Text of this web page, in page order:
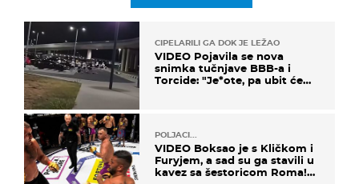
CIPELARILI GA DOK JE LEŽAO
VIDEO Pojavila se nova
snimka tučnjave BBB-a i
Torcide: "Je*ote, pa ubit će
POLJACI...
VIDEO Boksao je s Kličkom i
Furyjem, a sad su ga stavili u
kavez sa šestoricom Roma!